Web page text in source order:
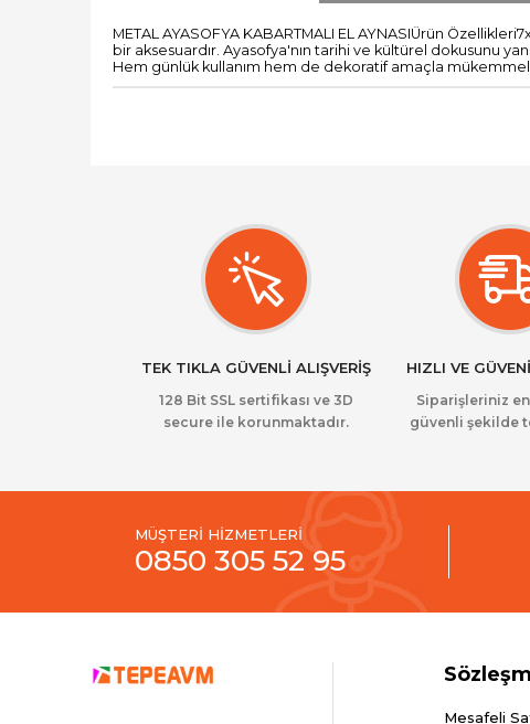
METAL AYASOFYA KABARTMALI EL AYNASIÜrün
bir aksesuardır. Ayasofya'nın tarihi ve kültürel dokusunu
Hem günlük kullanım hem de dekoratif amaçla
TEK TIKLA GÜVENLİ ALIŞVERİŞ
128 Bit SSL sertifikası ve 3D
secure ile korunmaktadır.
HIZLI VE
Siparişleriniz en
güvenli şekilde
MÜŞTERİ HİZMETLERİ
0850 305 52 95
Mesafeli